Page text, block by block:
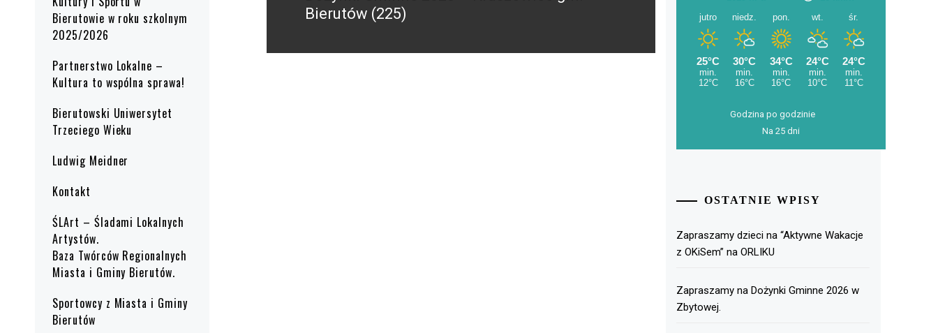
Bierutowie w roku szkolnym
2025/2026
Partnerstwo Lokalne –
Kultura to wspólna sprawa!
Bierutowski Uniwersytet
Trzeciego Wieku
Ludwig Meidner
Kontakt
ŚLArt – Śladami Lokalnych
Artystów.
Baza Twórców Regionalnych
Miasta i Gminy Bierutów.
Sportowcy z Miasta i Gminy
Bierutów
post:
Bierutów (225)
Godzina po godzinie
Na 25 dni
OSTATNIE WPISY
Zapraszamy dzieci na “Aktywne Wakacje
z OKiSem” na ORLIKU
Zapraszamy na Dożynki Gminne 2026 w
Zbytowej.